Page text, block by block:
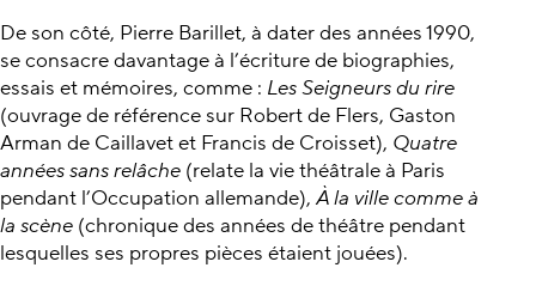
De son côté, Pierre Barillet, à dater des années 1990,
se consacre davantage à l’écriture de biographies,
essais et mémoires, comme : Les Seigneurs du rire
(ouvrage de référence sur Robert de Flers, Gaston
Arman de Caillavet et Francis de Croisset), Quatre
années sans relâche (relate la vie théâtrale à Paris
pendant l’Occupation allemande),À la ville comme à
la scène (chronique des années de théâtre pendant
lesquelles ses propres pièces étaient jouées).